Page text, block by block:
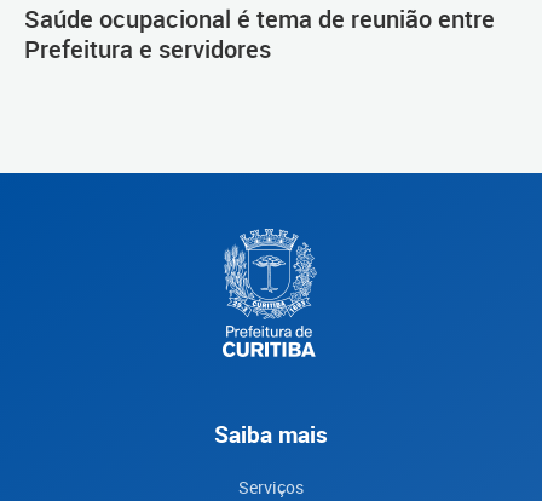
Saúde ocupacional é tema de reunião entre
Prefeitura e servidores
Saiba mais
Serviços